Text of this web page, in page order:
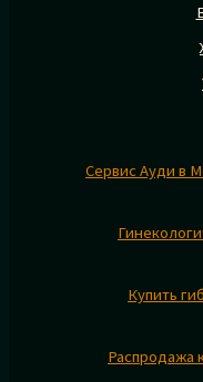
Сервис Ауди в
Купить
Распродажа